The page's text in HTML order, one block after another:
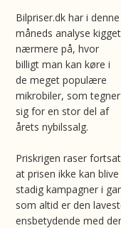
Bilpriser.dk har i denne
måneds analyse kigget
nærmere på, hvor
billigt man kan køre i
de meget populære
mikrobiler, som tegner
sig for en stor del af
årets nybilssalg.
Priskrigen raser
at prisen ikke kan
stadig kampagner i
som altid er den
ensbetydende med